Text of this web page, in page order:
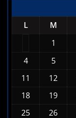
L
M
1
4
5
11
12
18
19
25
26